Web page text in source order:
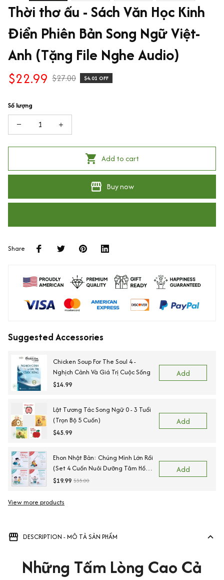
Thời thơ ấu - Sách Văn Học Kinh
Điển Phiên Bản Song Ngữ Việt-
Anh (Tặng File Nghe Audio)
$22.99 $27.00 $4.01 OFF
Số lượng
Add to cart
Buy now
Share
Suggested Accessories
Chicken Soup For The Soul 4 -
Nghịch Cảnh Và Giá Trị Cuộc Sống
$14.99
Add
Lật Tương Tác Song Ngữ 0 - 3 Tuổi
(Trọn Bộ 5 Cuốn)
$45.99
Add
Ehon Nhật Bản: Chúng Mình Lớn Rồi
(Set 4 Cuốn Nuôi Dưỡng Tâm Hồn
Trẻ Từ 3-6 Tuổi / Ehon Cùng Con
$19.99 $35.00
Add
View more products
DESCRIPTION - MÔ TẢ SẢN PHẨM
Những Tấm Lòng Cao Cả